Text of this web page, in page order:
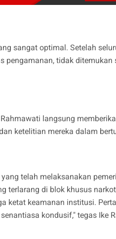
sangat optimal. Setelah
pengamanan, tidak ditemukan
langsung
ketelitian mereka dalam
telah melaksanakan
terlarang di blok khusus
ketat keamanan institusi.
kondusif," tegas Ike